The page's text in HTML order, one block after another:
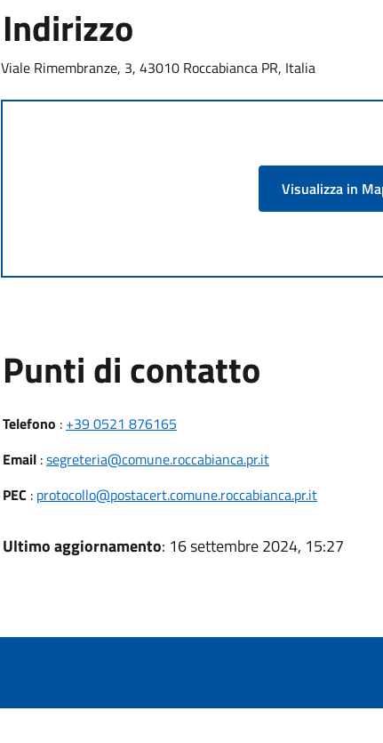
Indirizzo
Viale Rimembranze, 3, 43010 Roccabianca PR, Italia
Visualizza in
Punti di contatto
Telefono : +39 0521 876165
Email:segreteria@comune.roccabianca.pr.it
PEC : protocollo@postacert.comune.roccabianca.pr.it
Ultimo aggiornamento: 16 settembre 2024, 15:27